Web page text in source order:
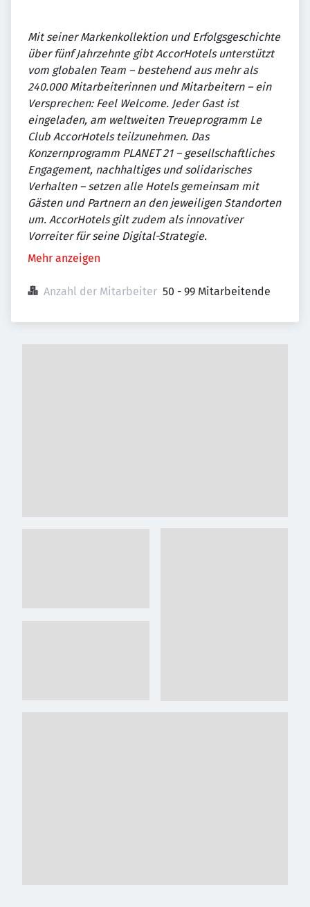
Mit seiner Markenkollektion und Erfolgsgeschichte
über fünf Jahrzehnte gibt AccorHotels unterstützt
vom globalen Team – bestehend aus mehr als
240.000 Mitarbeiterinnen und Mitarbeitern – ein
Versprechen: Feel Welcome. Jeder Gast ist
eingeladen, am weltweiten Treueprogramm Le
Club AccorHotels teilzunehmen. Das
Konzernprogramm PLANET 21 – gesellschaftliches
Engagement, nachhaltiges und solidarisches
Verhalten – setzen alle Hotels gemeinsam mit
Gästen und Partnern an den jeweiligen Standorten
um. AccorHotels gilt zudem als innovativer
Vorreiter für seine Digital-Strategie.
Mehr anzeigen
Anzahl der Mitarbeiter 50 - 99 Mitarbeitende